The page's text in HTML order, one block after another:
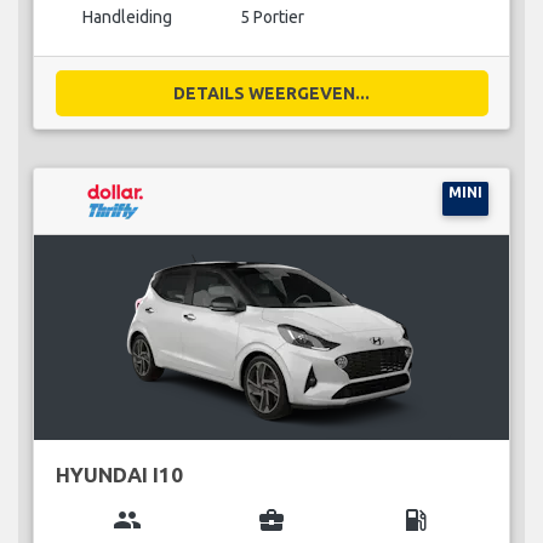
Handleiding 5 Portier
DETAILS WEERGEVEN...
MINI
HYUNDAI I10
group business_center local_gas_station